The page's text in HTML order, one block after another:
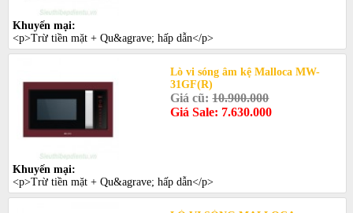
Khuyến mại:
<p>Trừ tiền mặt + Qu&agrave; hấp dẫn</p>
Lò vi sóng âm kệ Malloca MW-
31GF(R)
Giá cũ:10.900.000
Giá Sale: 7.630.000
Khuyến mại:
<p>Trừ tiền mặt + Qu&agrave; hấp dẫn</p>